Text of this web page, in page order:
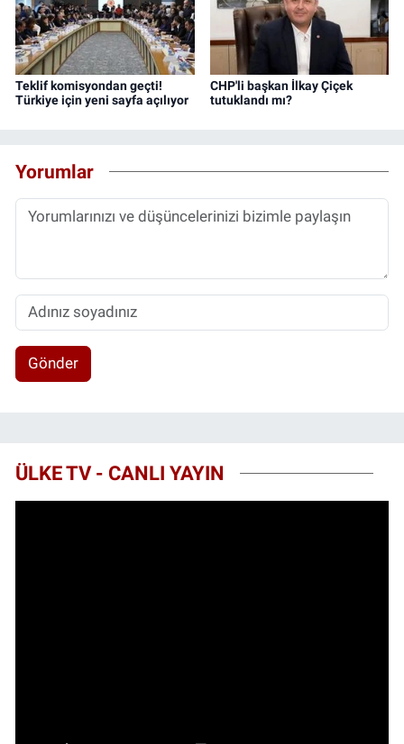
Teklif komisyondan geçti!
Türkiye için yeni sayfa açılıyor
CHP'li başkan İlkay Çiçek
tutuklandı mı?
Yorumlar
Gönder
ÜLKE TV - CANLI YAYIN